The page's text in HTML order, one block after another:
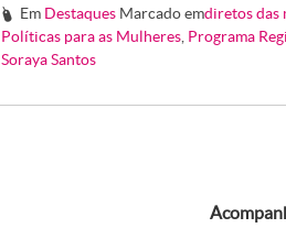
# Em Destaques Marcado emdiretos das
Políticas para as Mulheres Programa
Soraya Santos